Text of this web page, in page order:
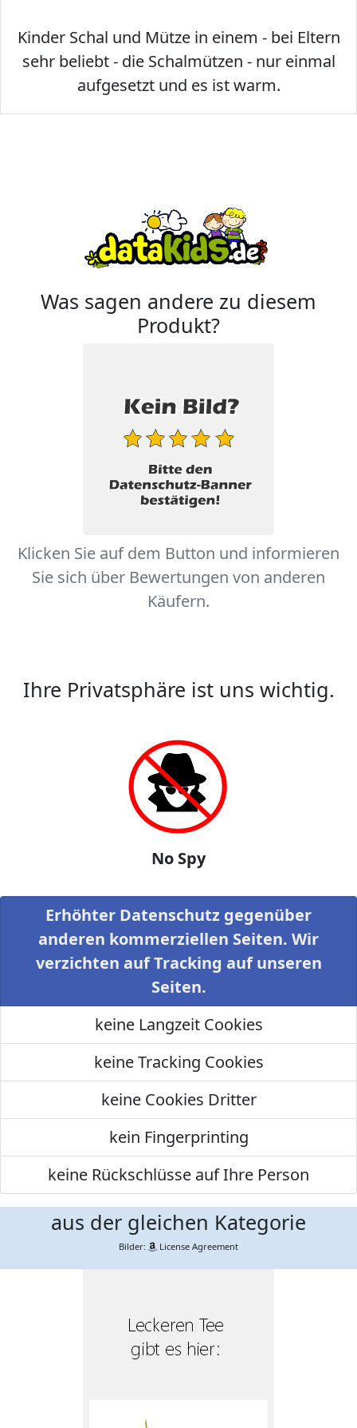
Kinder Schal und Mütze in einem - bei Eltern
sehr beliebt - die Schalmützen - nur einmal
aufgesetzt und es ist warm.
Was sagen andere zu diesem
Produkt?
Klicken Sie auf dem Button und informieren
Sie sich über Bewertungen von anderen
Käufern.
Ihre Privatsphäre ist uns wichtig.
No Spy
Erhöhter Datenschutz gegenüber
anderen kommerziellen Seiten. Wir
verzichten auf Tracking auf unseren
Seiten.
keine Langzeit Cookies
keine Tracking Cookies
keine Cookies Dritter
kein Fingerprinting
keine Rückschlüsse auf Ihre Person
aus der gleichen Kategorie
Bilder: License Agreement